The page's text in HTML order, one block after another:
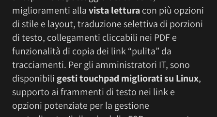
miglioramenti allavista letturacon più opzioni
di stile e layout, traduzione selettiva di porzioni
di testo, collegamenti cliccabili nei PDF e
funzionalità di copia dei link “pulita” da
tracciamenti. Per gli amministratori IT, sono
disponibili gesti touchpad migliorati su Linux,
supporto ai frammenti di testo nei link e
opzioni potenziate per la gestione